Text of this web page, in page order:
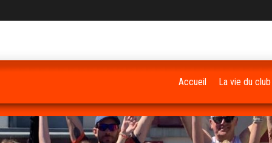
Accueil La vie du club